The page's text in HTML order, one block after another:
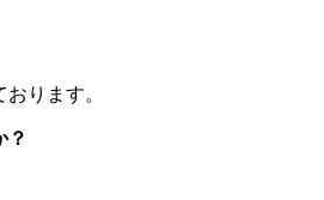
ります。
？